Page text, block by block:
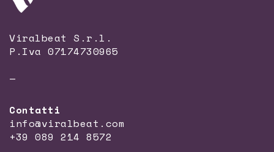
Viralbeat S.r.l.
P.Iva 07174730965
—
Contatti
info@viralbeat.com
+39 089 214 8572